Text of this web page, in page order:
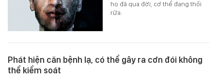
họ đã qua đời, cơ thể đang thối
rữa.
Phát hiện căn bệnh lạ, có thể gây ra cơn đói không
thể kiểm soát